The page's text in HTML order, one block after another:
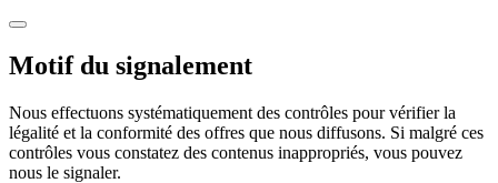
Motif du signalement
Nous effectuons systématiquement des contrôles pour vérifier la
légalité et la conformité des offres que nous diffusons. Si malgré ces
contrôles vous constatez des contenus inappropriés, vous pouvez
nous le signaler.